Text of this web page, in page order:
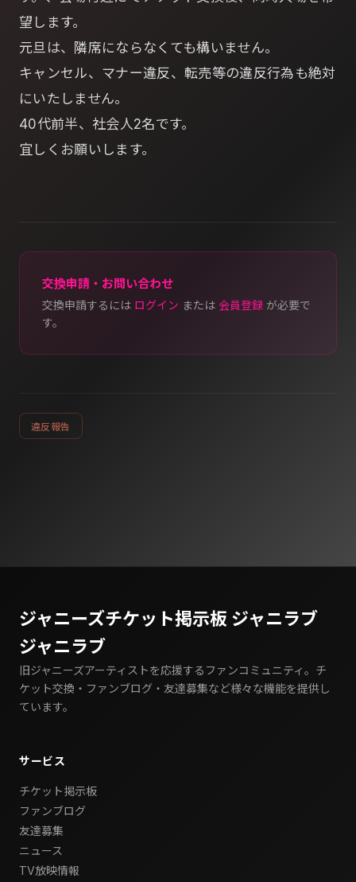
望します。
元旦は、隣席にならなくても構いません。
キャンセル、マナー違反、転売等の違反行為も絶対
にいたしません。
40代前半、社会人2名です。
宜しくお願いします。
交換申請・お問い合わせ
交換申請するには ログイン または 会員登録 が必要で
す。
違反報告
ジャニーズチケット掲示板 ジャニラブ
ジャニラブ
旧ジャニーズアーティストを応援するファンコミュニティ。チ
ケット交換・ファンブログ・友達募集など様々な機能を提供し
ています。
サービス
チケット掲示板
ファンブログ
友達募集
ニュース
TV放映情報